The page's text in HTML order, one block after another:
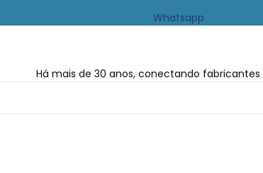
Whatsapp
Há mais de 30 anos, conectando fabricantes